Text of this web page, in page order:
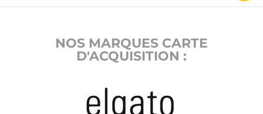
NOS MARQUES CARTE
D'ACQUISITION :